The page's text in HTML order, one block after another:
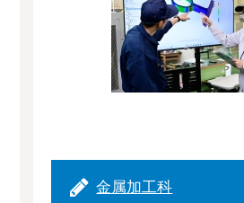
金属加工科